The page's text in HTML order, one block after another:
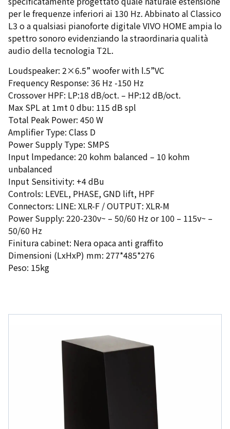
per le frequenze inferiori ai 130 Hz. Abbinato al Classico
L3 o a qualsiasi pianoforte digitale VIVO HOME ampia lo
spettro sonoro evidenziando la straordinaria qualità
audio della tecnologia T2L.
Loudspeaker: 2×6.5” woofer with l.5”VC
Frequency Response: 36 Hz -150 Hz
Crossover HPF: LP:18 dB/oct. – HP:12 dB/oct.
Max SPL at 1mt 0 dbu: 115 dB spl
Total Peak Power: 450 W
Amplifier Type: Class D
Power Supply Type: SMPS
Input lmpedance: 20 kohm balanced – 10 kohm
unbalanced
Input Sensitivity: +4 dBu
Controls: LEVEL, PHASE, GND lift, HPF
Connectors: LINE: XLR-F / OUTPUT: XLR-M
Power Supply: 220-230v~ – 50/60 Hz or 100 – 115v~ –
50/60 Hz
Finitura cabinet: Nera opaca anti graffito
Dimensioni (LxHxP) mm: 277*485*276
Peso: 15kg